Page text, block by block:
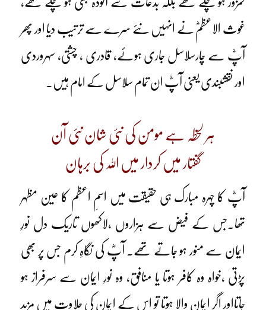
غوث الاعظمؓ نے انہیں نئے سرے سے ترتیب دیا اور پھر
آپؓ سے چارسلاسل جاری ہوئے، قادری ، چشتی، سہروردی
اور نقشبندی یعنی آپؓ ان تمام سلاسل کے امام ہیں۔
ہر لحظہ ہے مومن کی نئی شان نئی آن
گفتار میں کردار میں اللہ کی برہان
آپؓ کا چہرہ مبارک ہی حقیقت میں اسمِ اعظم کا عین مظہر
تھا۔جس کے فیض سے ہزاروں ،لاکھوں تاریک دل نورِ
ایمان سے منور ہو جاتے تھے۔ آپؓ کی نگاہِ کرم جس پر بھی
پڑتی ،خواہ وہ کافر ہوتا یا منافق، وہ نورِ ایمان سے سرفراز ہو
جاتااور اگر ایمان والا ہوتا تو اس کے ایمان کی حلاوت میں مزید